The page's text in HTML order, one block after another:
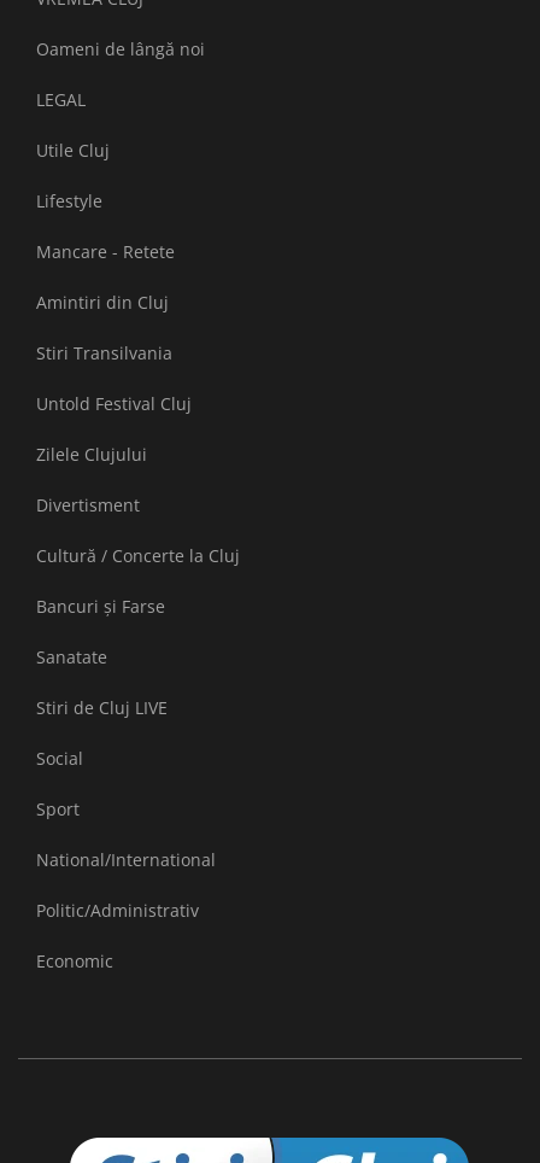
Oameni de lângă noi
LEGAL
Utile Cluj
Lifestyle
Mancare - Retete
Amintiri din Cluj
Stiri Transilvania
Untold Festival Cluj
Zilele Clujului
Divertisment
Cultură / Concerte la Cluj
Bancuri și Farse
Sanatate
Stiri de Cluj LIVE
Social
Sport
National/International
Politic/Administrativ
Economic